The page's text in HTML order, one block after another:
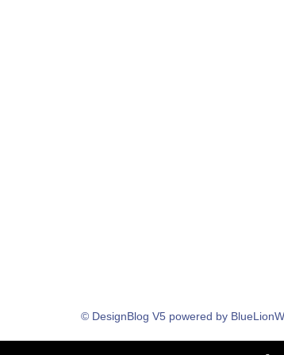
© DesignBlog V5 powered by